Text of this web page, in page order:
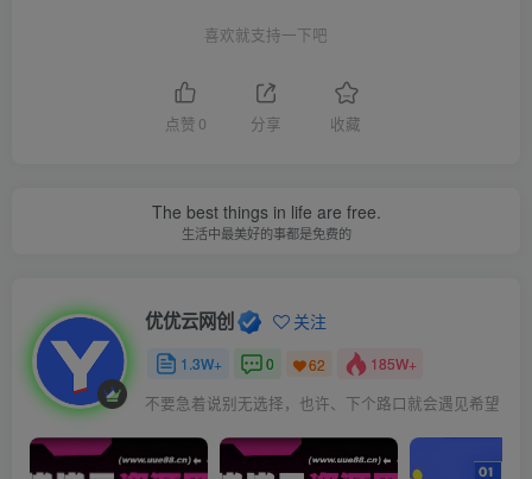
喜欢就支持一下吧
点赞 0 分享 收藏
The best things in life are free.
生活中最美好的事都是免费的
优优云网创 关注
1.3W+ 0 62 185W+
不要急着说别无选择，也许、下个路口就会遇见希望